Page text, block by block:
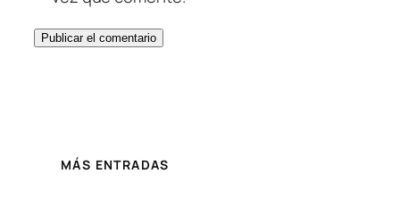
MÁS ENTRADAS